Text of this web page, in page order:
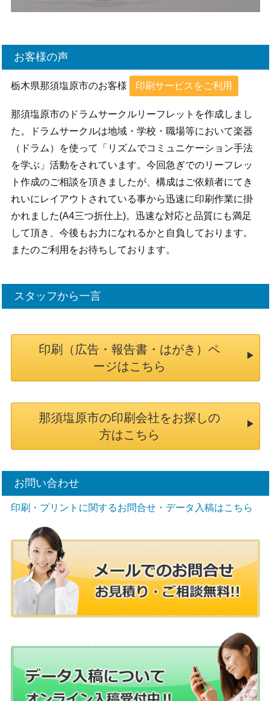
お客様の声
栃木県那須塩原市のお客様 印刷サービスをご利用
那須塩原市のドラムサークルリーフレットを作成しまし
た。ドラムサークルは地域・学校・職場等において楽器
（ドラム）を使って「リズムでコミュニケーション手法
を学ぶ」活動をされています。今回急ぎでのリーフレッ
ト作成のご相談を頂きましたが、構成はご依頼者にてき
れいにレイアウトされている事から迅速に印刷作業に掛
かれました(A4三つ折仕上)。迅速な対応と品質にも満足
して頂き、今後もお力になれるかと自負しております。
またのご利用をお待ちしております。
スタッフから一言
印刷（広告・報告書・はがき）ペ
ージはこちら
那須塩原市の印刷会社をお探しの
方はこちら
お問い合わせ
印刷・プリントに関するお問合せ・データ入稿はこちら